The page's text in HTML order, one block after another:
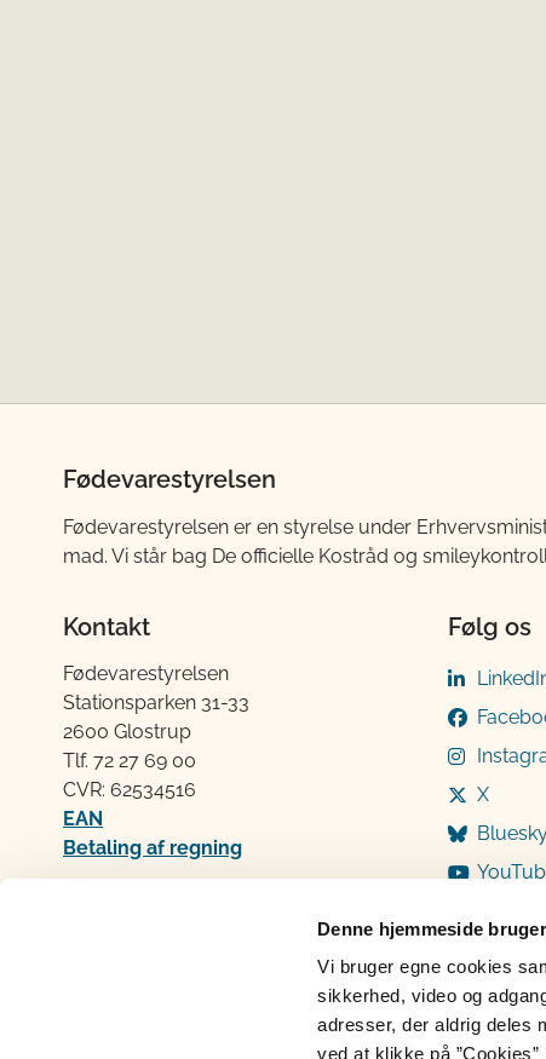
Denne hjemmeside
Vi bruger egne cookies
sikkerhed, video og
adresser, der aldrig deles
ved at klikke på
Fødevarestyrelsen
Fødevarestyrelsen er en styrelse under
mad. Vi står bag De officielle Kostråd og
Kontakt
Fødevarestyrelsen
Stationsparken 31-33
2600 Glostrup
Tlf. 72 2​​​7 69 00
CVR: 62534516
EAN
Betaling af regning
Følg os
X